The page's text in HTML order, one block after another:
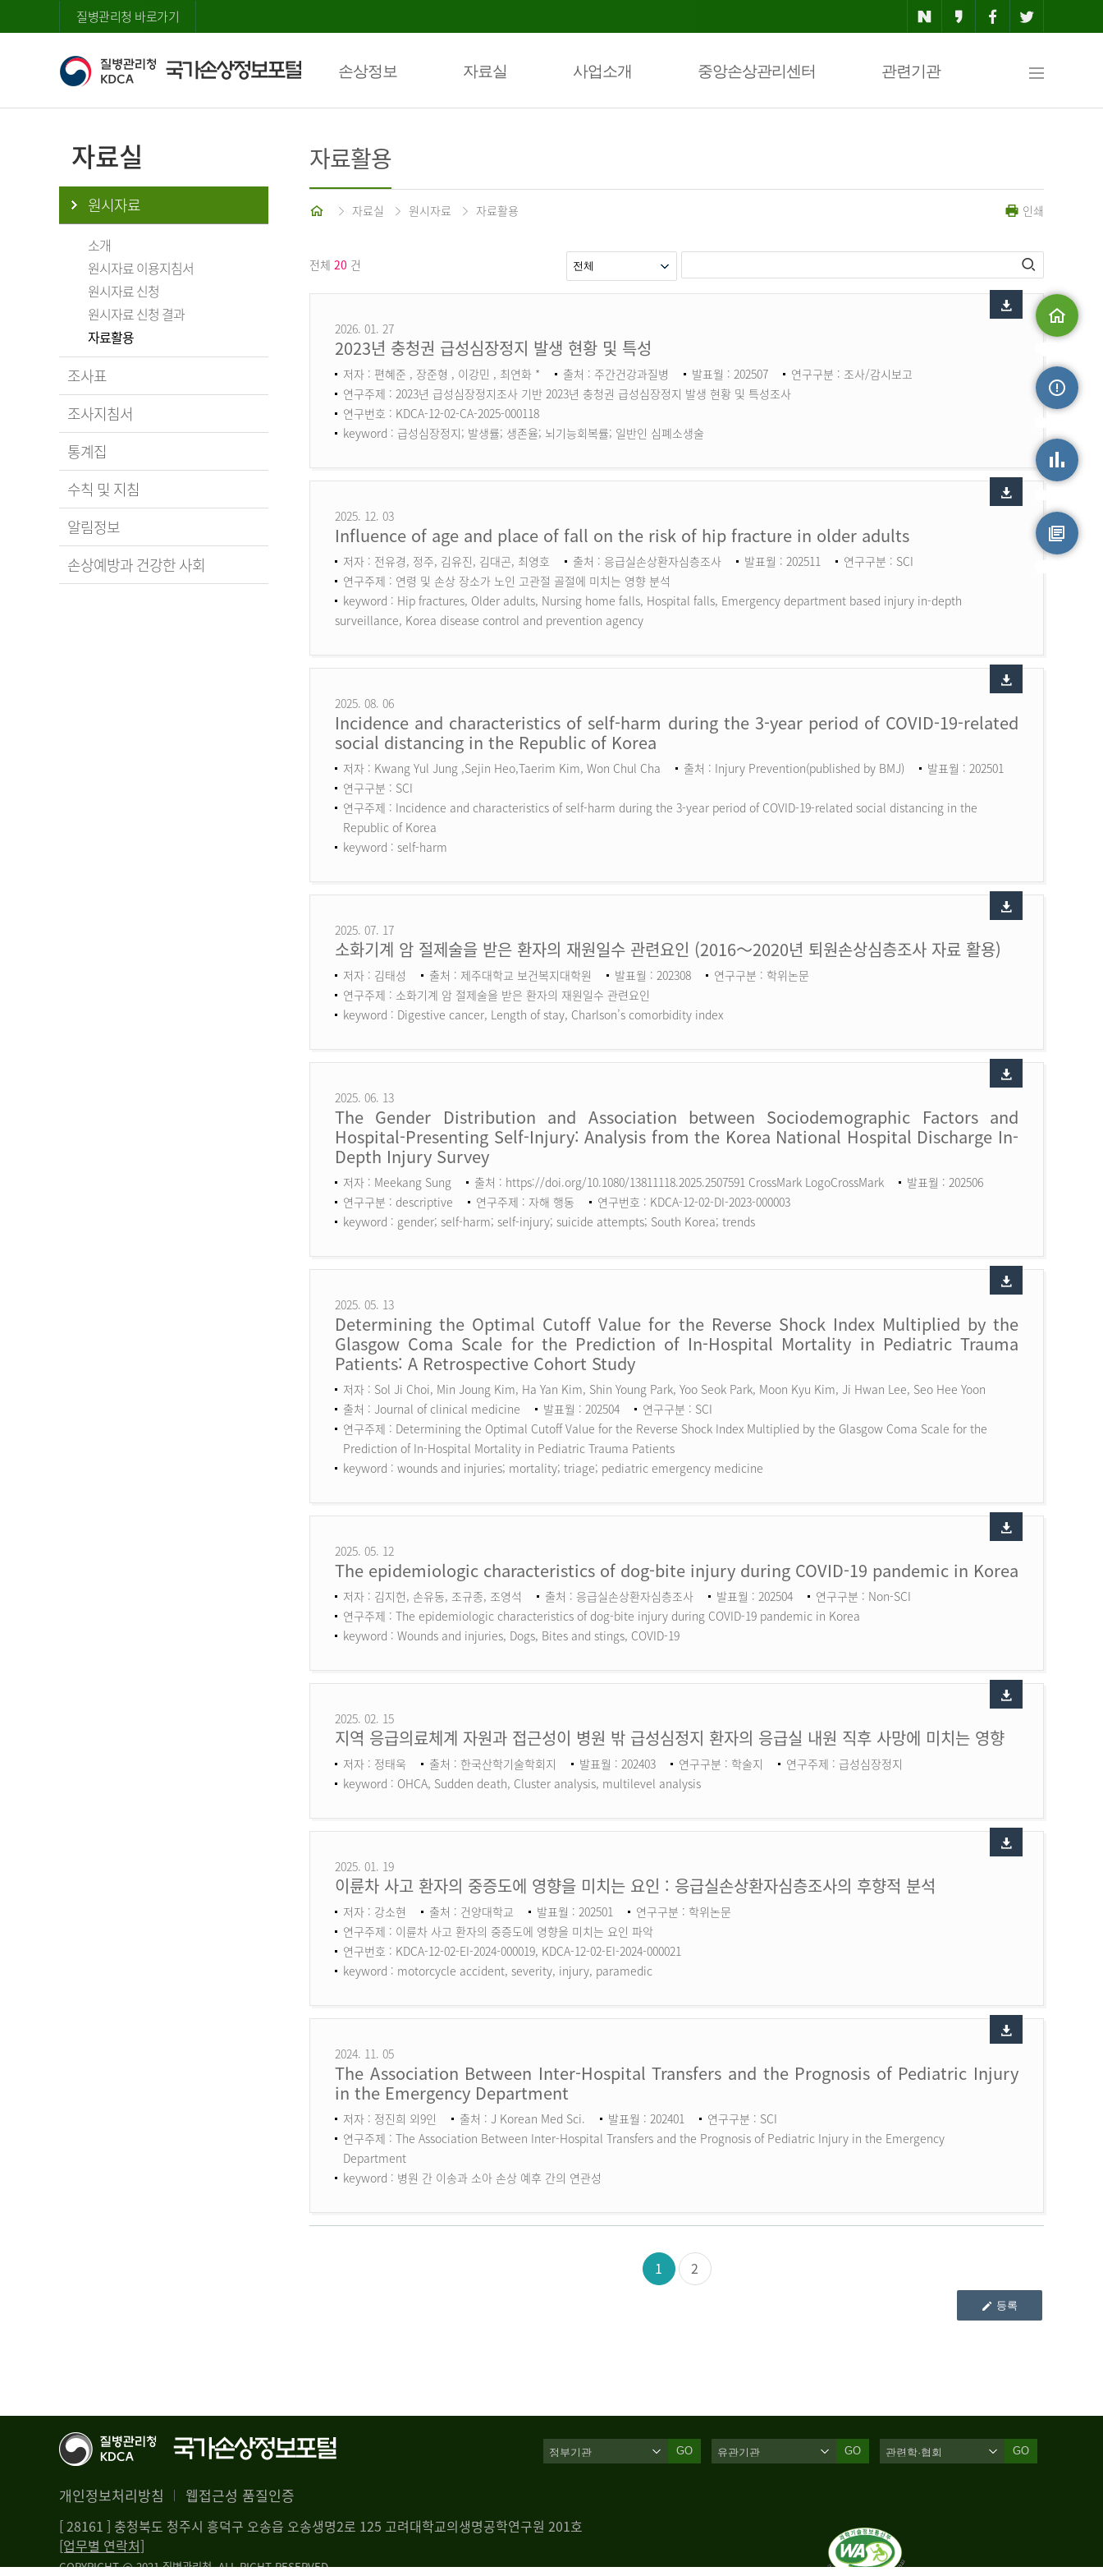
질병관리청 바로가기
손상정보 자료실 사업소개 중앙손상관리센터 관련기관
맵
자료실
원시자료
소개
원시자료 이용지침서
원시자료 신청
원시자료 신청 결과
자료활용
조사표
조사지침서
통계집
수칙 및 지침
알림정보
손상예방과 건강한 사회
자료활용
홈 자료실 원시자료 자료활용 인쇄
전체 20 건
2026. 01. 27
2023년 충청권 급성심장정지 발생 현황 및 특성
저자 : 편혜준 , 장준형 , 이강민 , 최연화 * 출처 : 주간건강과질병 발표월 : 202507
연구구분 : 조사/감시보고
연구주제 : 2023년 급성심장정지조사 기반 2023년 충청권 급성심장정지 발생 현황 및 특성조사
연구번호 : KDCA-12-02-CA-2025-000118
keyword : 급성심장정지; 발생률; 생존율; 뇌기능회복률; 일반인 심폐소생술
2025. 12. 03
Influence of age and place of fall on the risk of hip fracture in older adults
저자 : 전유경, 정주, 김유진, 김대곤, 최영호 출처 : 응급실손상환자심층조사 발표월 : 202511
연구구분 : SCI
연구주제 : 연령 및 손상 장소가 노인 고관절 골절에 미치는 영향 분석
keyword : Hip fractures, Older adults, Nursing home falls, Hospital falls, Emergency department based injury in-depth
surveillance, Korea disease control and prevention agency
2025. 08. 06
Incidence and characteristics of self-harm during the 3-year period of COVID-19-related
social distancing in the Republic of Korea
저자 : Kwang Yul Jung ,Sejin Heo,Taerim Kim, Won Chul Cha 출처 : Injury Prevention(published by BMJ)
발표월 : 202501
연구구분 : SCI
연구주제 : Incidence and characteristics of self-harm during the 3-year period of COVID-19-related social distancing in the
Republic of Korea
keyword : self-harm
2025. 07. 17
소화기계 암 절제술을 받은 환자의 재원일수 관련요인 (2016～2020년 퇴원손상심층조사 자료 활용)
저자 : 김태성 출처 : 제주대학교 보건복지대학원 발표월 : 202308
연구구분 : 학위논문
연구주제 : 소화기계 암 절제술을 받은 환자의 재원일수 관련요인
keyword : Digestive cancer, Length of stay, Charlson’s comorbidity index
2025. 06. 13
The Gender Distribution and Association between Sociodemographic Factors and
Hospital-Presenting Self-Injury: Analysis from the Korea National Hospital Discharge In-
Depth Injury Survey
저자 : Meekang Sung 출처 : https://doi.org/10.1080/13811118.2025.2507591 CrossMark LogoCrossMark
발표월 : 202506
연구구분 : descriptive
연구주제 : 자해 행동
연구번호 : KDCA-12-02-DI-2023-000003
keyword : gender; self-harm; self-injury; suicide attempts; South Korea; trends
2025. 05. 13
Determining the Optimal Cutoff Value for the Reverse Shock Index Multiplied by the
Glasgow Coma Scale for the Prediction of In-Hospital Mortality in Pediatric Trauma
Patients: A Retrospective Cohort Study
저자 : Sol Ji Choi, Min Joung Kim, Ha Yan Kim, Shin Young Park, Yoo Seok Park, Moon Kyu Kim, Ji Hwan Lee, Seo Hee Yoon
출처 : Journal of clinical medicine
발표월 : 202504
연구구분 : SCI
연구주제 : Determining the Optimal Cutoff Value for the Reverse Shock Index Multiplied by the Glasgow Coma Scale for the
Prediction of In-Hospital Mortality in Pediatric Trauma Patients
keyword : wounds and injuries; mortality; triage; pediatric emergency medicine
2025. 05. 12
The epidemiologic characteristics of dog-bite injury during COVID-19 pandemic in Korea
저자 : 김지헌, 손유동, 조규종, 조영석 출처 : 응급실손상환자심층조사 발표월 : 202504
연구구분 : Non-SCI
연구주제 : The epidemiologic characteristics of dog-bite injury during COVID-19 pandemic in Korea
keyword : Wounds and injuries, Dogs, Bites and stings, COVID-19
2025. 02. 15
지역 응급의료체계 자원과 접근성이 병원 밖 급성심정지 환자의 응급실 내원 직후 사망에 미치는 영향
저자 : 정태욱 출처 : 한국산학기술학회지 발표월 : 202403 연구구분 : 학술지
연구주제 : 급성심장정지
keyword : OHCA, Sudden death, Cluster analysis, multilevel analysis
2025. 01. 19
이륜차 사고 환자의 중증도에 영향을 미치는 요인 : 응급실손상환자심층조사의 후향적 분석
저자 : 강소현 출처 : 건양대학교 발표월 : 202501
연구구분 : 학위논문
연구주제 : 이륜차 사고 환자의 중증도에 영향을 미치는 요인 파악
연구번호 : KDCA-12-02-EI-2024-000019, KDCA-12-02-EI-2024-000021
keyword : motorcycle accident, severity, injury, paramedic
2024. 11. 05
The Association Between Inter-Hospital Transfers and the Prognosis of Pediatric Injury
in the Emergency Department
저자 : 정진희 외9인 출처 : J Korean Med Sci. 발표월 : 202401
연구구분 : SCI
연구주제 : The Association Between Inter-Hospital Transfers and the Prognosis of Pediatric Injury in the Emergency
Department
keyword : 병원 간 이송과 소아 손상 예후 간의 연관성
1 2
등록
개인정보처리방침 웹접근성 품질인증
GO GO GO
[ 28161 ] 충청북도 청주시 흥덕구 오송읍 오송생명2로 125 고려대학교의생명공학연구원 201호
[업무별 연락처]
COPYRIGHT @ 2021 질병관리청. ALL RIGHT RESERVED
손상정보
손상통계